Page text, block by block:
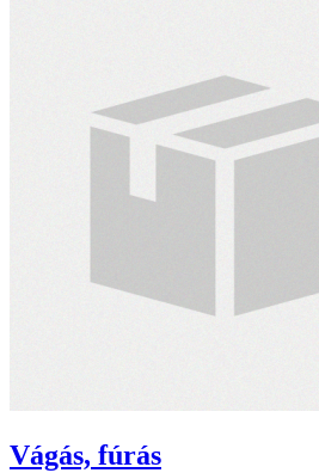
Vágás, fúrás